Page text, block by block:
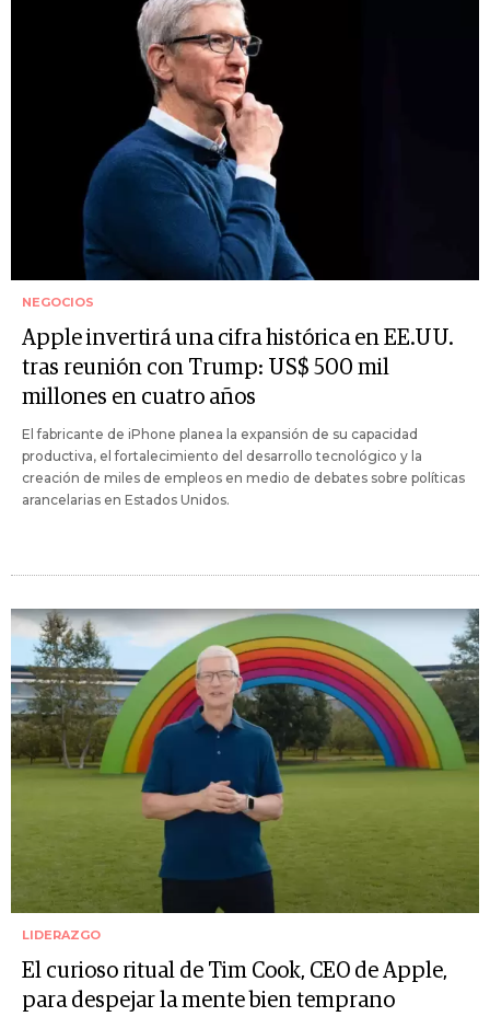
NEGOCIOS
Apple invertirá una cifra histórica en EE.UU.
tras reunión con Trump: US$ 500 mil
millones en cuatro años
El fabricante de iPhone planea la expansión de su capacidad
productiva, el fortalecimiento del desarrollo tecnológico y la
creación de miles de empleos en medio de debates sobre políticas
arancelarias en Estados Unidos.
LIDERAZGO
El curioso ritual de Tim Cook, CEO de Apple,
para despejar la mente bien temprano